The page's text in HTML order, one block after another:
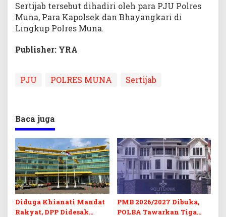
Sertijab tersebut dihadiri oleh para PJU Polres
Muna, Para Kapolsek dan Bhayangkari di
Lingkup Polres Muna.
Publisher: YRA
PJU POLRES MUNA Sertijab
Baca juga
Diduga Khianati Mandat
Rakyat, DPP Didesak
PMB 2026/2027 Dibuka,
POLBA Tawarkan Tiga